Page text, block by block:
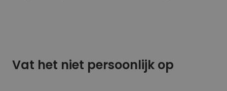
Vat het niet persoonlijk op